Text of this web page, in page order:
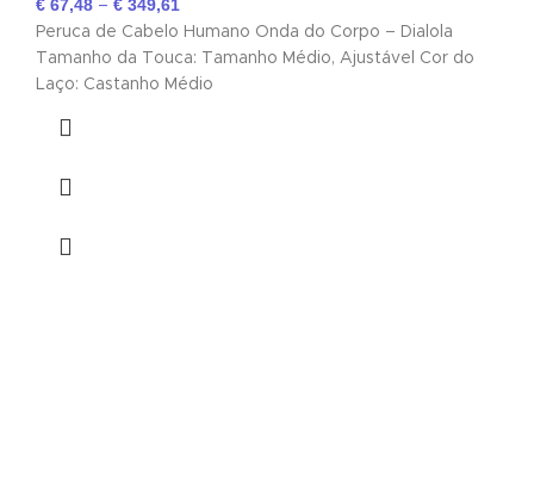
€ 67,48 – € 349,61
Peruca de Cabelo Humano Onda do Corpo – Dialola
Tamanho da Touca: Tamanho Médio, Ajustável Cor do
Laço: Castanho Médio